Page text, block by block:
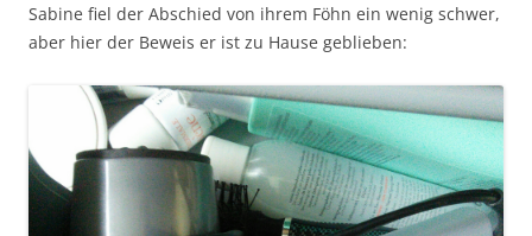
Sabine fiel der Abschied von ihrem Föhn ein wenig schwer,
aber hier der Beweis er ist zu Hause geblieben: